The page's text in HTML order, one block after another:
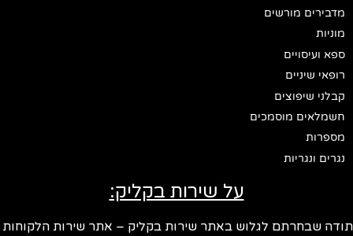
מדבירים מורשים
מוניות
ספא ועיסויים
רופאי שיניים
קבלני שיפוצים
חשמלאים מוסמכים
מספרות
נגרים ונגריות
על שירות בקליק:
שבחרתם לגלוש באתר שירות בקליק – אתר שירות הלקוחות